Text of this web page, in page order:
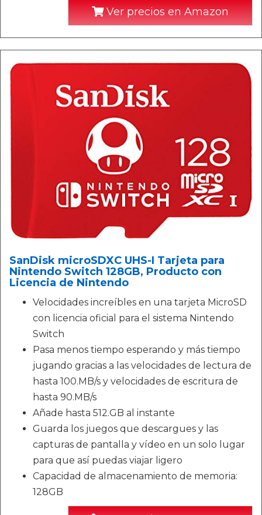
Ver precios en Amazon
SanDisk microSDXC UHS-I Tarjeta para
Nintendo Switch 128GB, Producto con
Licencia de Nintendo
Velocidades increíbles en una tarjeta MicroSD
con licencia oficial para el sistema Nintendo
Switch
Pasa menos tiempo esperando y más tiempo
jugando gracias a las velocidades de lectura de
hasta 100.MB/s y velocidades de escritura de
hasta 90.MB/s
Añade hasta 512.GB al instante
Guarda los juegos que descargues y las
capturas de pantalla y vídeo en un solo lugar
para que así puedas viajar ligero
Capacidad de almacenamiento de memoria:
128GB